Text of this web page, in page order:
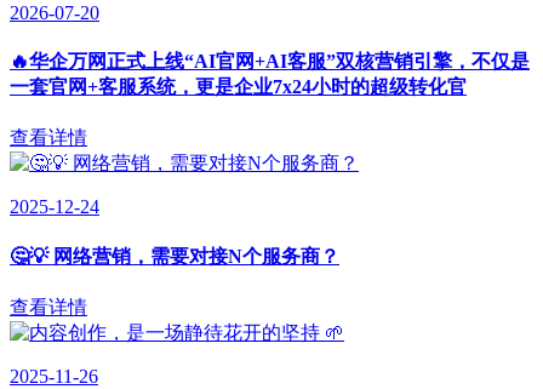
2026-07-20
🔥华企万网正式上线“AI官网+AI客服”双核营销引擎，不仅是
一套官网+客服系统，更是企业7x24小时的超级转化官
查看详情
2025-12-24
🤔💡 网络营销，需要对接N个服务商？
查看详情
2025-11-26